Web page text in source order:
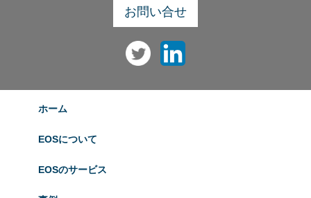
お問い合せ
ホーム
EOSについて
EOSのサービス